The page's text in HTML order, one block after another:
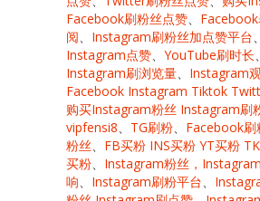
Facebook刷粉丝点赞、
阅、 Instagram刷粉丝加点赞平台、
Instagram点赞、 YouTube刷时长、
Instagram刷浏览量、 Instagram
Facebook Instagram Tiktok
购买Instagram粉丝 Instagram刷
vipfensi8、 TG刷粉、 Facebook刷
粉丝、 FB买粉 INS买粉 YT买粉
买粉、 Instagram粉丝，
响、 Instagram刷粉平台、